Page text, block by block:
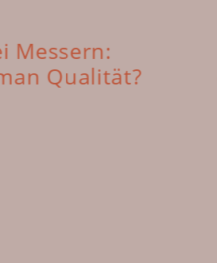
Messern:
Qualität?